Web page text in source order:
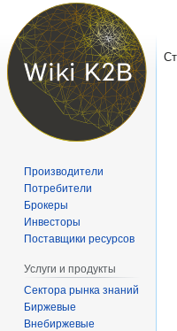
Производители
Потребители
Брокеры
Инвесторы
Поставщики ресурсов
Услуги и продукты
Сектора рынка знаний
Биржевые
Внебиржевые